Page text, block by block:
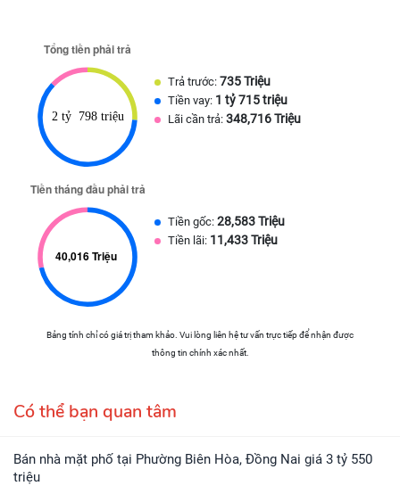
Trả trước: 735 Triệu
Tiền vay: 1 tỷ 715 triệu
Lãi cần trả: 348,716 Triệu
Tiền gốc: 28,583 Triệu
Tiền lãi: 11,433 Triệu
Bảng tính chỉ có giá trị tham khảo. Vui lòng liên hệ tư vấn trực tiếp để nhận được
thông tin chính xác nhất.
Có thể bạn quan tâm
Bán nhà mặt phố tại Phường Biên Hòa, Đồng Nai giá 3 tỷ 550
triệu